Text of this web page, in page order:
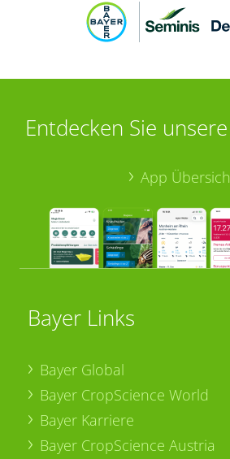
Entdecken Sie
App
Bayer Links
Bayer Global
Bayer CropScience World
Bayer Karriere
Bayer CropScience Austria